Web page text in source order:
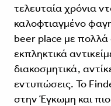
τελευταία χρόνια
καλοφτιαγμένο
beer place με πολλά
εκπληκτικά
διακοσμητικά,
εντυπώσεις. Το
στην Έγκωμη και